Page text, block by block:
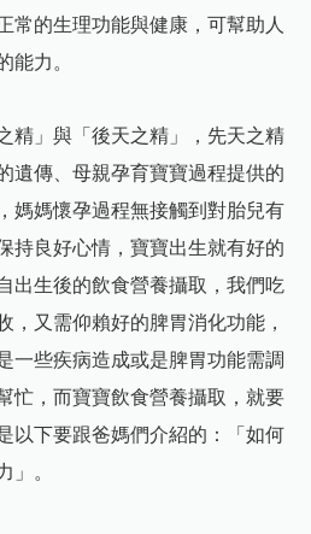
常的生理功能與健康，可幫助人
能力。
精」與「後天之精」，先天之精
遺傳、母親孕育寶寶過程提供的
媽媽懷孕過程無接觸到對胎兒有
持良好心情，寶寶出生就有好的
出生後的飲食營養攝取，我們吃
，又需仰賴好的脾胃消化功能，
一些疾病造成或是脾胃功能需調
忙，而寶寶飲食營養攝取，就要
以下要跟爸媽們介紹的：「如何
」。